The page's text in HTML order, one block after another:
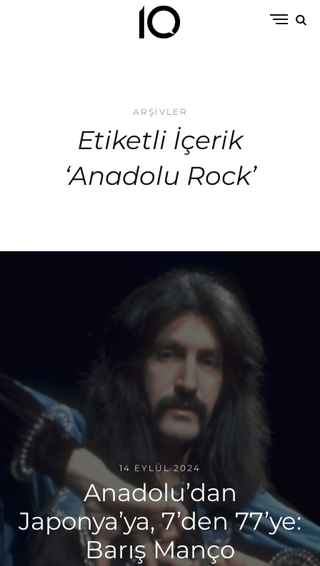
ARŞIVLER
Etiketli İçerik
‘Anadolu Rock’
14 EYLÜL 2024
Anadolu’dan
Japonya’ya, 7’den 77’ye:
Barış Manço